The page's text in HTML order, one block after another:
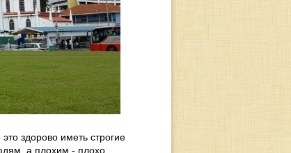
здорово иметь строгие
а плохим - плохо.